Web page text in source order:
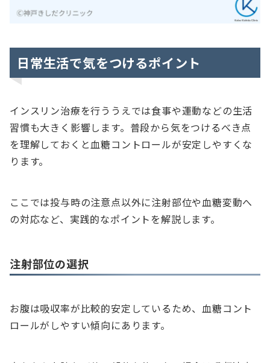
日常生活で気をつけるポイント
インスリン治療を行ううえでは食事や運動などの生活
習慣も大きく影響します。普段から気をつけるべき点
を理解しておくと血糖コントロールが安定しやすくな
ります。
ここでは投与時の注意点以外に注射部位や血糖変動へ
の対応など、実践的なポイントを解説します。
注射部位の選択
お腹は吸収率が比較的安定しているため、血糖コント
ロールがしやすい傾向にあります。